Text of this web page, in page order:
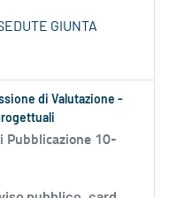
GIUNTA
di Valutazione -
Pubblicazione 10-